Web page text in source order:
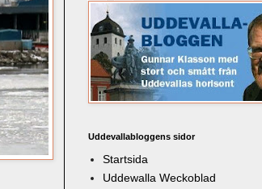
Uddevallabloggens sidor
Startsida
Uddewalla Weckoblad